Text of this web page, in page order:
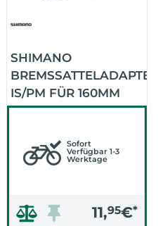
SHIMANO
BREMSSATTELADAPTER
IS/PM FÜR 160MM
HINTEN
Sofort
Verfügbar 1-3
Werktage
11,95€*